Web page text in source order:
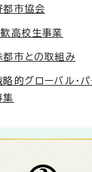
都市協会
高校生事業
都市との取組み
的グローバル・パ
集